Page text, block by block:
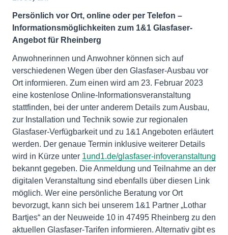
Persönlich vor Ort, online oder per Telefon –
Informationsmöglichkeiten zum 1&1 Glasfaser-
Angebot für Rheinberg
Anwohnerinnen und Anwohner können sich auf
verschiedenen Wegen über den Glasfaser-Ausbau vor
Ort informieren. Zum einen wird am 23. Februar 2023
eine kostenlose Online-Informationsveranstaltung
stattfinden, bei der unter anderem Details zum Ausbau,
zur Installation und Technik sowie zur regionalen
Glasfaser-Verfügbarkeit und zu 1&1 Angeboten erläutert
werden. Der genaue Termin inklusive weiterer Details
wird in Kürze unter 1und1.de/glasfaser-infoveranstaltung
bekannt gegeben. Die Anmeldung und Teilnahme an der
digitalen Veranstaltung sind ebenfalls über diesen Link
möglich. Wer eine persönliche Beratung vor Ort
bevorzugt, kann sich bei unserem 1&1 Partner „Lothar
Bartjes“ an der Neuweide 10 in 47495 Rheinberg zu den
aktuellen Glasfaser-Tarifen informieren. Alternativ gibt es